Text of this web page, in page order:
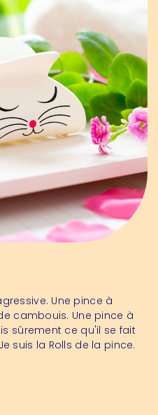
Une pince à
cambouis. Une pince à
sûrement ce qu'il se fait
suis la Rolls de la pince.